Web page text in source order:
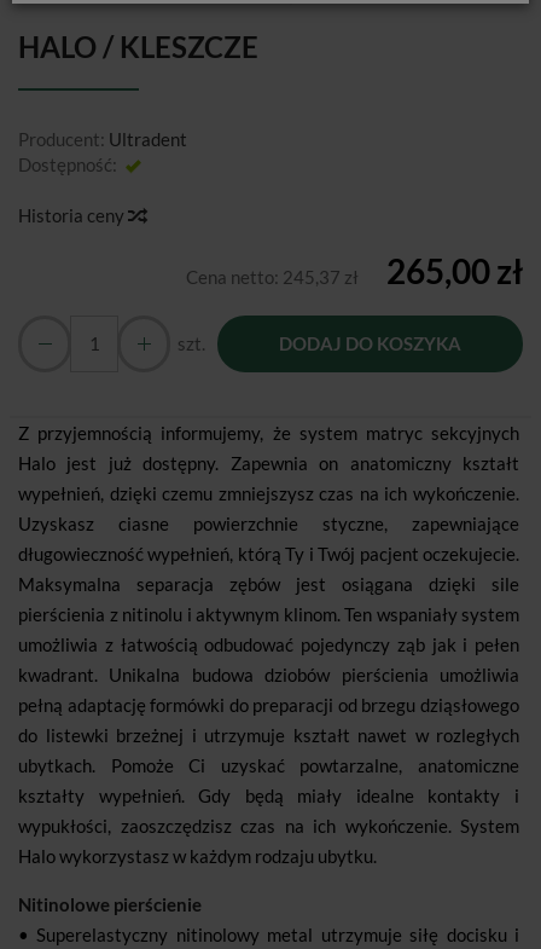
HALO / KLESZCZE
Producent: Ultradent
Dostępność:
Historia ceny
Cena netto: 245,37 zł 265,00 zł
szt. DODAJ DO KOSZYKA
Z przyjemnością informujemy, że system matryc sekcyjnych
Halo jest już dostępny. Zapewnia on anatomiczny kształt
wypełnień, dzięki czemu zmniejszysz czas na ich wykończenie.
Uzyskasz ciasne powierzchnie styczne, zapewniające
długowieczność wypełnień, którą Ty i Twój pacjent oczekujecie.
Maksymalna separacja zębów jest osiągana dzięki sile
pierścienia z nitinolu i aktywnym klinom. Ten wspaniały system
umożliwia z łatwością odbudować pojedynczy ząb jak i pełen
kwadrant. Unikalna budowa dziobów pierścienia umożliwia
pełną adaptację formówki do preparacji od brzegu dziąsłowego
do listewki brzeżnej i utrzymuje kształt nawet w rozległych
ubytkach. Pomoże Ci uzyskać powtarzalne, anatomiczne
kształty wypełnień. Gdy będą miały idealne kontakty i
wypukłości, zaoszczędzisz czas na ich wykończenie. System
Halo wykorzystasz w każdym rodzaju ubytku.
Nitinolowe pierścienie
• Superelastyczny nitinolowy metal utrzymuje siłę docisku i